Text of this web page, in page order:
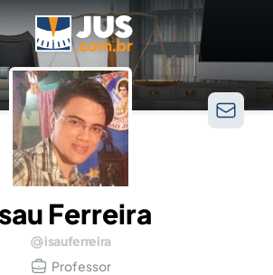
Ferreira
isauferreira
Professor